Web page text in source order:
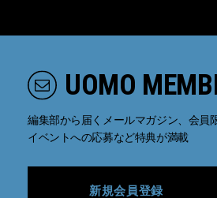
UOMO
編集部から届くメールマガジン、会員
イベントへの応募など特典が満載
新規会員登録